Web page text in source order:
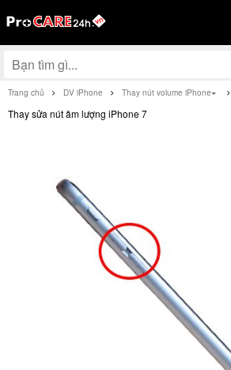
Trang chủ DV iPhone Thay nút volume iPhone
Thay sửa nút âm lượng iPhone 7